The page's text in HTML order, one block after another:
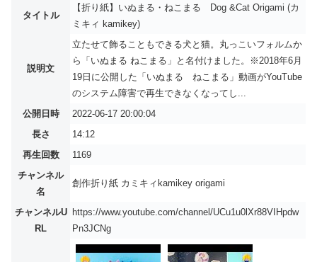
タイトル
【折り紙】いぬまる・ねこまる Dog &Cat Origami (カ
ミキィ kamikey)
説明文
立たせて飾ることもできる犬と猫。丸っこいフォルムか
ら「いぬまる ねこまる」と名付けました。※2018年6月
19日に公開した「いぬまる ねこまる」動画がYouTube
のシステム障害で再生できなくなってし...
公開日時
2022-06-17 20:00:04
長さ
14:12
再生回数
1169
チャンネル
名
創作折り紙 カミキィkamikey origami
チャンネルU
RL
https://www.youtube.com/channel/UCu1u0lXr88VIHpdw
Pn3JCNg